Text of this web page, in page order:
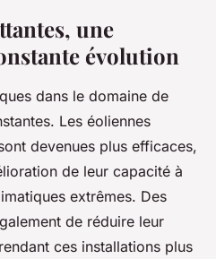
une
évolution
dans le domaine de
Les éoliennes
devenues plus efficaces,
de leur capacité à
extrêmes. Des
de réduire leur
ces installations plus